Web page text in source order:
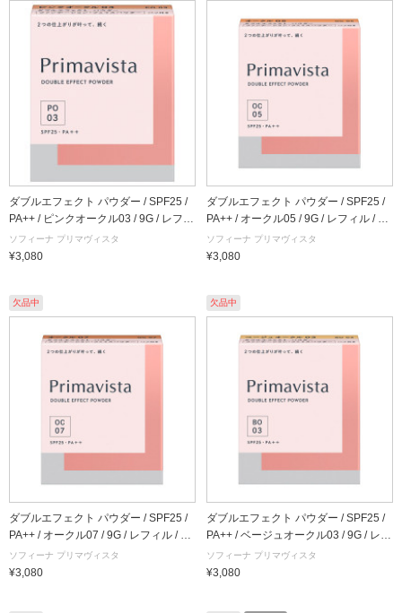
ダブルエフェクト パウダー / SPF25 /
PA++ / ピンクオークル03 / 9G / レフィ
ル / 無香料
ソフィーナ プリマヴィスタ
¥3,080
ダブルエフェクト パウダー / SPF25 /
PA++ / オークル05 / 9G / レフィル / 無
香料
ソフィーナ プリマヴィスタ
¥3,080
欠品中
ダブルエフェクト パウダー / SPF25 /
PA++ / オークル07 / 9G / レフィル / 無
香料
ソフィーナ プリマヴィスタ
¥3,080
欠品中
ダブルエフェクト パウダー / SPF25 /
PA++ / ベージュオークル03 / 9G / レフ
ィル / 無香料
ソフィーナ プリマヴィスタ
¥3,080